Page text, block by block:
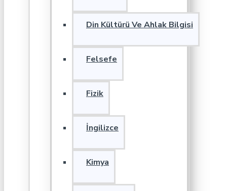
Din Kültürü Ve Ahlak Bilgisi
Felsefe
Fizik
İngilizce
Kimya